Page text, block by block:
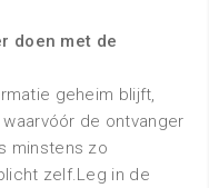
doen met de
geheim blijft,
de ontvanger
minstens zo
zelf.Leg in de